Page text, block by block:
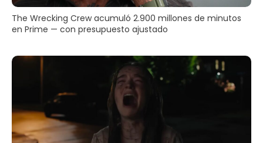
The Wrecking Crew acumuló 2.900 millones de minutos
en Prime — con presupuesto ajustado